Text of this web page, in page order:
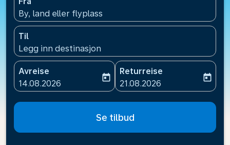
By, land eller flyplass
Til
Legg inn destinasjon
Avreise
fc-booking-departure-date-aria-label
14.08.2026
today
Returreise
fc-booking-return-date-
21.08.2026
today
Se tilbud